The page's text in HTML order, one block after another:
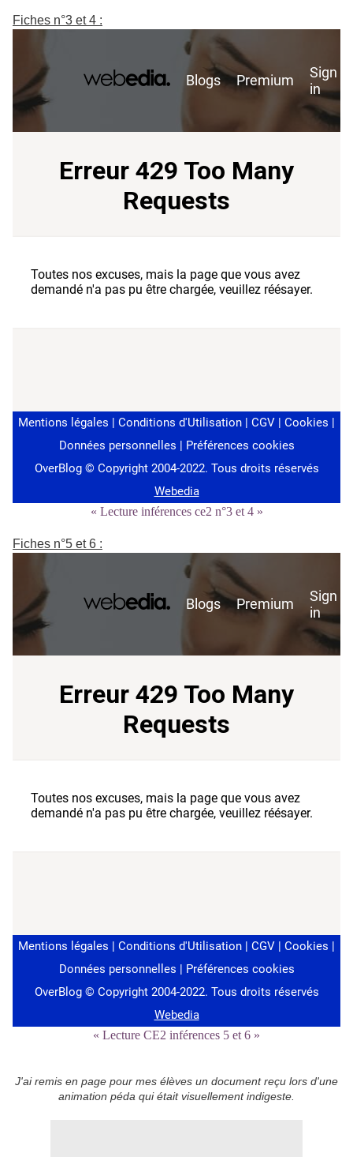
Fiches n°3 et 4 :
« Lecture inférences ce2 n°3 et 4 »
Fiches n°5 et 6 :
« Lecture CE2 inférences 5 et 6 »
J'ai remis en page pour mes élèves un document reçu lors d'une
animation péda qui était visuellement indigeste.